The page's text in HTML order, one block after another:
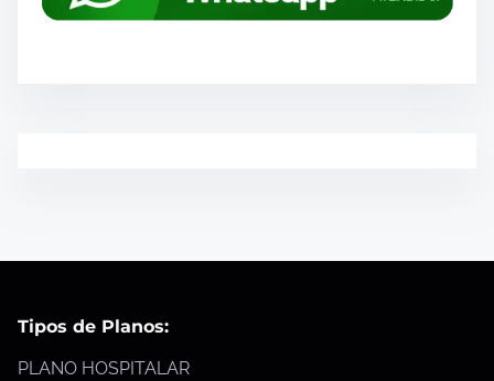
Tipos de Planos:
PLANO HOSPITALAR